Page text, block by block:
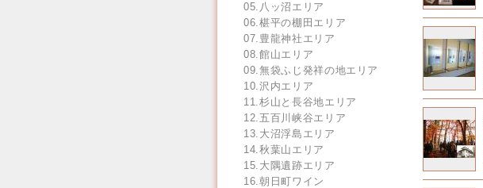
05.八ッ沼エリア
06.椹平の棚田エリア
07.豊龍神社エリア
08.館山エリア
09.無袋ふじ発祥の地エリア
10.沢内エリア
11.杉山と長谷地エリア
12.五百川峡谷エリア
13.大沼浮島エリア
14.秋葉山エリア
15.大隅遺跡エリア
16.朝日町ワイン